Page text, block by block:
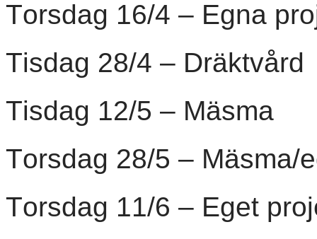
Torsdag 16/4 – Egna
Tisdag 28/4 – Dräktvård
Tisdag 12/5 – Mäsma
Torsdag 28/5 – Mäsma/
Torsdag 11/6 – Eget